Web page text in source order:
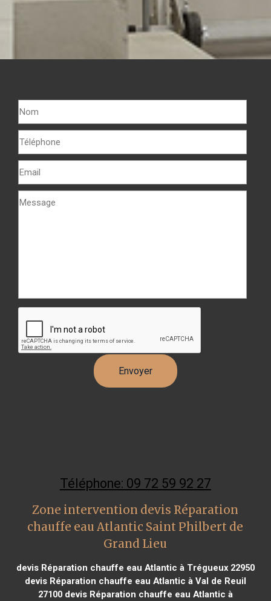
Téléphone: 09 72 59 92 27
Zone intervention devis Réparation
chauffe eau Atlantic Saint Philbert de
Grand Lieu
devis Réparation chauffe eau Atlantic à Trégueux 22950
devis Réparation chauffe eau Atlantic à Val de Reuil
27100devis Réparation chauffe eau Atlantic à